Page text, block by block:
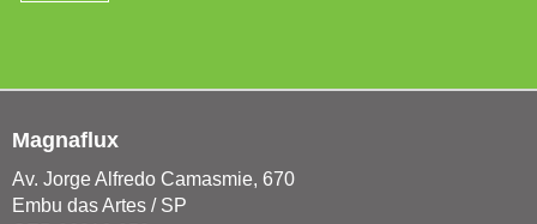
Magnaflux
Av. Jorge Alfredo Camasmie, 670
Embu das Artes / SP